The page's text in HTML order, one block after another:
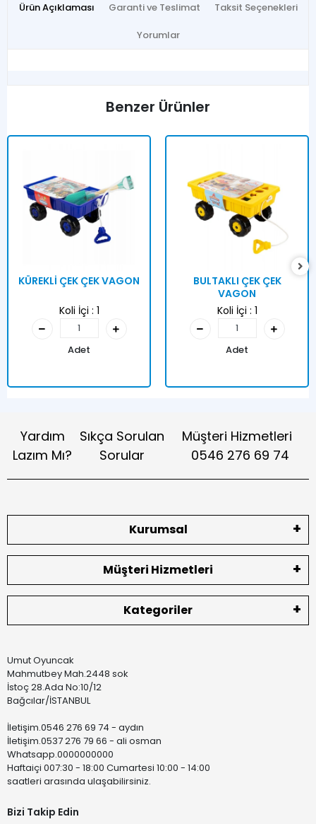
Ürün Açıklaması Garanti ve Teslimat Taksit Seçenekleri
Yorumlar
Benzer Ürünler
KÜREKLİ ÇEK ÇEK VAGON
Koli İçi : 1
Adet
BULTAKLI ÇEK ÇEK
VAGON
Koli İçi : 1
Adet
Yardım
Lazım Mı?
Sıkça Sorulan
Sorular
Müşteri Hizmetleri
0546 276 69 74
Kurumsal
Müşteri Hizmetleri
Kategoriler
Umut Oyuncak
Mahmutbey Mah.2448 sok
İstoç 28.Ada No:10/12
Bağcılar/İSTANBUL
İletişim.0546 276 69 74 - aydın
İletişim.0537 276 79 66 - ali osman
Whatsapp.0000000000
Haftaiçi 007:30 - 18:00 Cumartesi 10:00 - 14:00
saatleri arasında ulaşabilirsiniz.
Bizi Takip Edin